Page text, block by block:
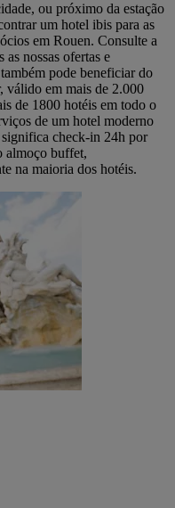
ou próximo da estação
um hotel ibis para as
em Rouen. Consulte a
nossas ofertas e
pode beneficiar do
válido em mais de 2.000
de 1800 hotéis em todo o
de um hotel moderno
check-in 24h por
almoço buffet,
na maioria dos hotéis.